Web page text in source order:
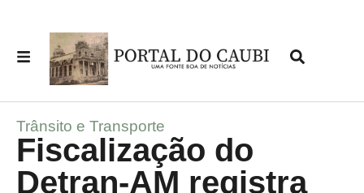
Trânsito e Transporte
Fiscalização do
Detran-AM registra